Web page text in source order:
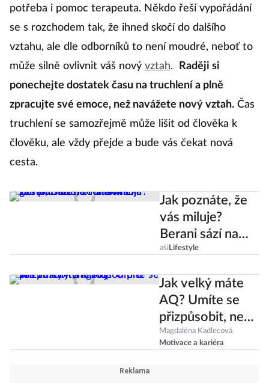
potřeba i pomoc terapeuta. Někdo řeší vypořádání
se s rozchodem tak, že ihned skočí do dalšího
vztahu, ale dle odborníků to není moudré, neboť to
může silně ovlivnit váš nový vztah.
Raději si
ponechejte dostatek času na truchlení a plně
zpracujte své emoce, než navážete nový vztah. Čas
truchlení se samozřejmě může lišit od člověka k
člověku, ale vždy přejde a bude vás čekat nová
cesta.
Jak poznáte, že
vás miluje?
Berani sází na
romantická
slova
ašiLifestyle
Jak velký máte
AQ? Umíte se
přizpůsobit, nebo
jsou pro vás
změny tragédií?
Magdaléna Kadlecová
Motivace a kariéra